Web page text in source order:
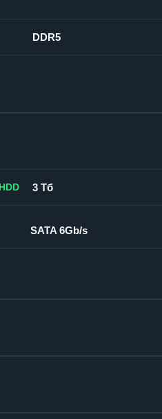
DDR5
3 Тб
SATA 6Gb/s